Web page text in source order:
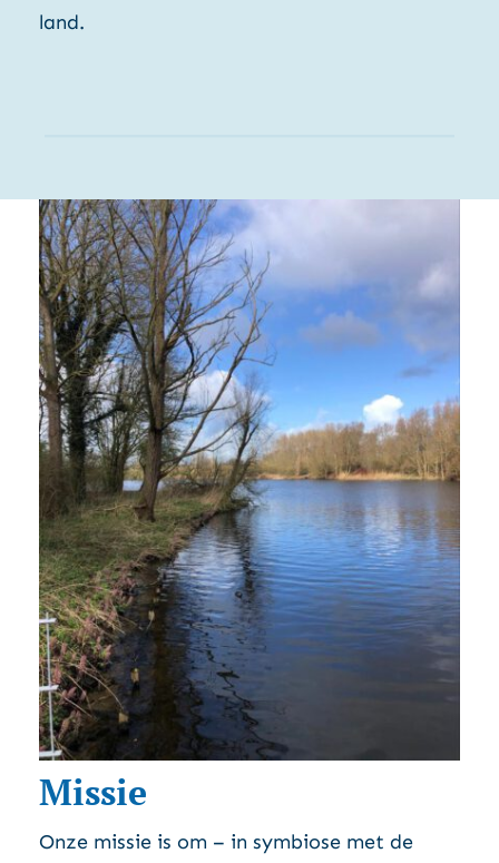
land.
Missie
Onze missie is om – in symbiose met de